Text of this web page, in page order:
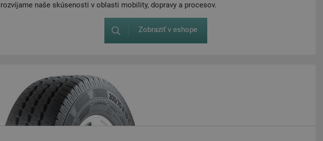
rozvíjame naše skúsenosti v oblasti mobility, dopravy a procesov.
Zobraziť v eshope